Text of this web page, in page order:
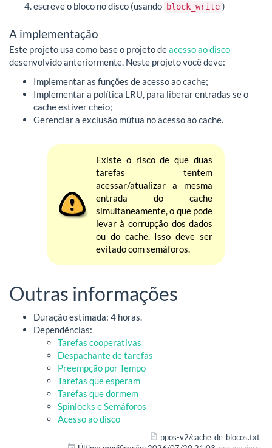
escreve o bloco no disco (usando block_write )
A implementação
Este projeto usa como base o projeto deacesso ao disco
desenvolvido anteriormente. Neste projeto você deve:
Implementar as funções de acesso ao cache;
Implementar a política LRU, para liberar entradas se o
cache estiver cheio;
Gerenciar a exclusão mútua no acesso ao cache.
Existe o risco de que duas
tarefas tentem
acessar/atualizar a mesma
entrada do cache
simultaneamente, o que pode
levar à corrupção dos dados
ou do cache. Isso deve ser
evitado com semáforos.
Outras informações
Duração estimada: 4 horas.
Dependências:
Tarefas cooperativas
Despachante de tarefas
Preempção por Tempo
Tarefas que esperam
Tarefas que dormem
Spinlocks e Semáforos
Acesso ao disco
ppos-v2/cache_de_blocos.txt